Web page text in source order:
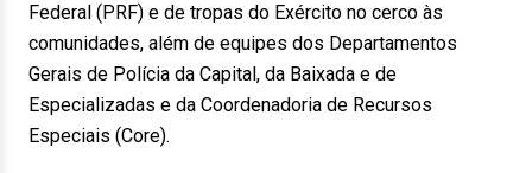
Federal (PRF) e de tropas do Exército no cerco às
comunidades, além de equipes dos Departamentos
Gerais de Polícia da Capital, da Baixada e de
Especializadas e da Coordenadoria de Recursos
Especiais (Core).